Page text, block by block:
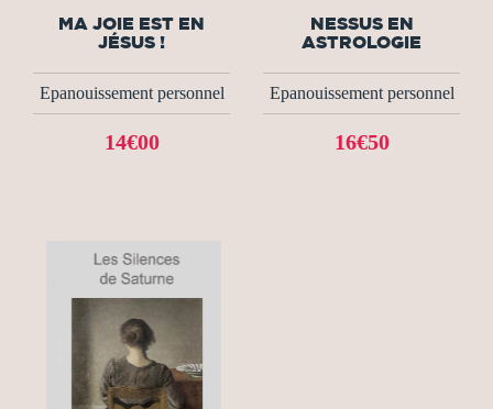
MA JOIE EST EN
JÉSUS !
Epanouissement personnel
14€00
NESSUS EN
ASTROLOGIE
Epanouissement personnel
16€50